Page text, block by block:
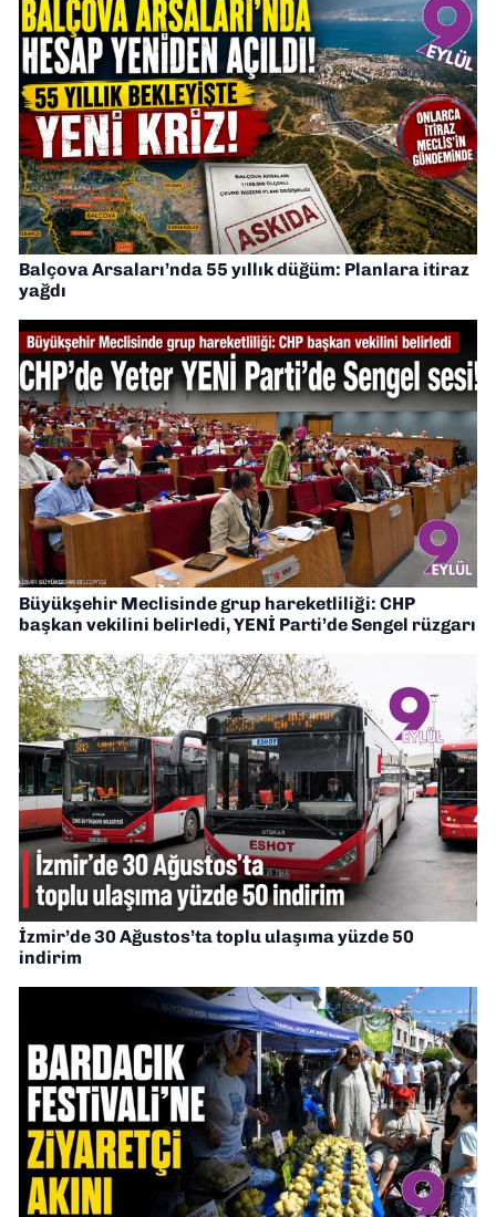
Balçova Arsaları’nda 55 yıllık düğüm: Planlara itiraz
yağdı
Büyükşehir Meclisinde grup hareketliliği: CHP
başkan vekilini belirledi, YENİ Parti’de Sengel rüzgarı
İzmir’de 30 Ağustos’ta toplu ulaşıma yüzde 50
indirim